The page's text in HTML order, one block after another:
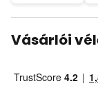
Vásárlói